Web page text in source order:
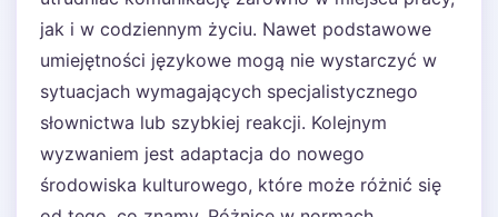
jak i w codziennym życiu. Nawet podstawowe
umiejętności językowe mogą nie wystarczyć w
sytuacjach wymagających specjalistycznego
słownictwa lub szybkiej reakcji. Kolejnym
wyzwaniem jest adaptacja do nowego
środowiska kulturowego, które może różnić się